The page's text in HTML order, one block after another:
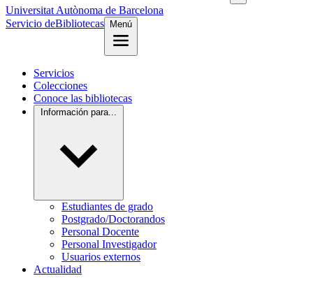
Universitat Autònoma de Barcelona
Servicio deBibliotecas Menú
Servicios
Colecciones
Conoce las bibliotecas
Información para...
Estudiantes de grado
Postgrado/Doctorandos
Personal Docente
Personal Investigador
Usuarios externos
Actualidad